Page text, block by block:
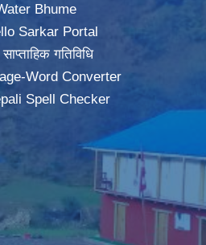
Bhume
Sarkar Portal
गतिविधि
Word Converter
Spell Checker